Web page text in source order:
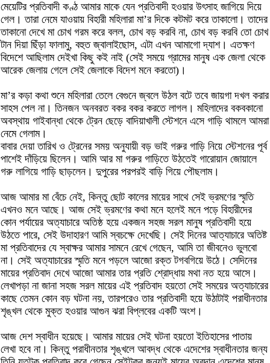
মেয়েটির প্রতিবাদী কণ্ঠ আমার মাকে যেন প্রতিবাদী হওয়ার উৎসাহ জাগিয়ে দিয়ে
গেল। তারা নেমে যাওয়ায় বিহারী মহিলারা মা’র দিকে কটমট করে তাকালো। তাদের
তাকানো দেখে মা চোখ গরম করে বলল, চোখ বড় করবি না, চোখ বড় করবি তো চোখ
টান দিয়া ছিঁড়া ফালামু, বহুত জ্বালাইছোস, এটা এখন আমাগো দ্যাশ। এতক্ষণ
বিদেশে আছিলাম দেইখা কিছু কই নাই (সেই সময়ে গ্রামের মানুষ এক জেলা থেকে
আরেক জেলায় গেলে সেই জেলাকে বিদেশ মনে করতো)।
মা’র কড়া কথা শুনে মহিলারা তেলে বেগুনে জ্বলে উঠল বটে তবে জায়গা দখল করার
সাহস পেল না। তিনজন অনবরত বকর বকর করতে লাগল। মহিলাদের বকবকানো
অবস্থায় গাইবান্ধা থেকে ট্রেন ছেড়ে বাদিয়াখালী স্টেশনে এসে গাড়ি থামলে আমরা
নেমে গেলাম।
বাবার দেয়া তারিখ ও ট্রেনের সময় অনুযায়ী বড় ভাই গরুর গাড়ি নিয়ে স্টেশনের পূর্ব
পাশেই দাঁড়িয়ে ছিলেন। আমি আর মা গরুর গাড়িতে উঠতেই গারোয়ান জোয়ালে
গরু লাগিয়ে গাড়ি ছাড়লেন। দুপুরের পরপরই বাড়ি গিয়ে পৌছলাম।
আজ আমার মা বেঁচে নেই, কিন্তু ছোট কালের মায়ের সাথে সেই ভ্রমণের স্মৃতি
এখনও মনে আছে। আজ সেই ভ্রমণের কথা মনে হলেই মনে পড়ে বিহারীদের
কোন পর্যায়ের অত্যাচারে অতিষ্ঠ হয়ে একজন সহজ সরল মানুষ প্রতিবাদী হয়ে
উঠতে পারে, সেই উদাহারণ আমি স্বচক্ষে দেখেছি। সেই দিনের আত্যাচারে অতিষ্ট
মা প্রতিবাদের যে স্বাক্ষর আমার সামনে রেখে গেছেন, আমি তা জীবনেও ভুলবো
না। সেই অত্যাচারের স্মৃতি মনে পড়লে আজো রক্ত টগবগিয়ে উঠে। সেদিনের
মায়ের প্রতিবাদ দেখে আজো আমার তার প্রতি শ্রোদ্ধায় মথা নত হয়ে আসে।
লেখাপড়া না জানা সহজ সরল মায়ের এই প্রতিবাদ হয়তো সেই সময়ের অত্যাচারের
কাছে তেমন কোন বড় ঘটনা নয়, তারপরেও তার প্রতিবাদী হয়ে উঠাটাই পরাধীনতার
শৃঙ্খল থেকে মুক্ত হওয়ার আগুন ঝরা বিপ্লবের একটি অংশ।
আজ দেশ স্বাধীন হয়েছে। আমার মায়ের সেই ঘটনা হয়তো ইতিহাসের পাতায়
লেখা হবে না। কিন্তু পরাধীনতার শৃঙ্খলে আবদ্ধ থেকে এদেশের স্বাধীনতার জন্য